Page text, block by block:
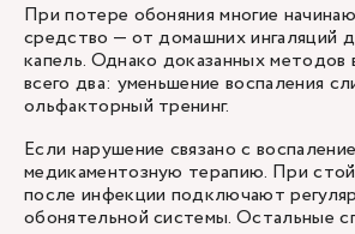
При потере обоняния многие
средство — от домашних ингаляций
капель. Однако доказанных методов
всего два: уменьшение воспаления
ольфакторный тренинг.
Если нарушение связано с
медикаментозную терапию. При
после инфекции подключают
обонятельной системы. Остальные